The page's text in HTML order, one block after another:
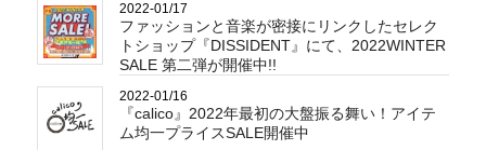
2022-01/17
ファッションと音楽が密接にリンクしたセレク
トショップ『DISSIDENT』にて、2022WINTER
SALE 第二弾が開催中!!
2022-01/16
『calico』2022年最初の大盤振る舞い！アイテ
ム均一プライスSALE開催中